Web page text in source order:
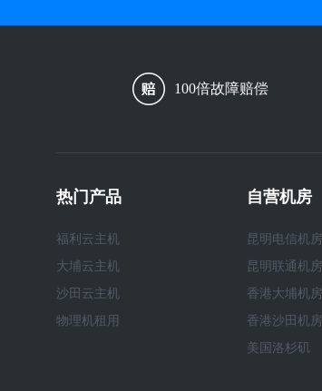
100倍故障赔偿
热门产品
福利云主机
大埔云主机
沙田云主机
物理机租用
自营机房
昆明电信机房
昆明联通机房
香港大埔机房
香港沙田机房
美国洛杉矶